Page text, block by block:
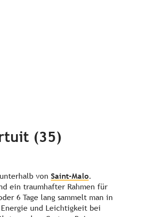
(35)
von Saint-Malo.
ein traumhafter Rahmen für
6 Tage lang sammelt man in
und Leichtigkeit bei